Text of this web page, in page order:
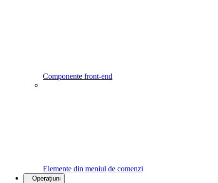
Componente front-end
Elemente din meniul de comenzi
Operațiuni